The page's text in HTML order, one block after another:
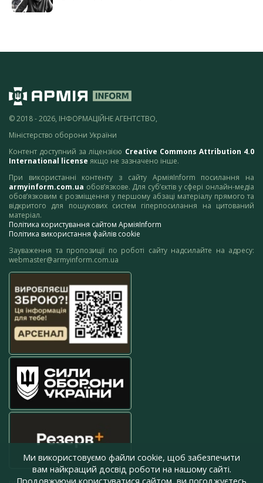
© 2018 - 2026, ІНФОРМАЦІЙНЕ АГЕНТСТВО,
Міністерство оборони України
Контент доступний за ліцензією Creative Commons Attribution 4.0
International license якщо не зазначено інше.
При використанні контенту з сайту АрміяInform посилання на
armyinform.com.ua обов’язкове. Для суб’єктів у сфері онлайн-медіа
обов’язковим є розміщення у першому абзаці матеріалу прямого та
відкритого для пошукових систем гіперпосилання на цитований
матеріал.
Політика користування сайтом АрміяInform
Політика використання файлів cookie
Зауваження та пропозиції по роботі сайту надсилайте на адресу:
webmaster@armyinform.com.ua
Ми використовуємо файли cookie, щоб забезпечити
вам найкращий досвід роботи на нашому сайті.